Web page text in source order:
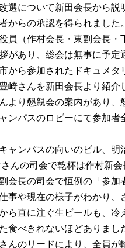
について新田会長から説
からの承認を得られました。
員（作村会長・東副会長・
があり、総会は無事に予定
から参加されたドキュメタ
崎さんを新田会長より紹介
より懇親会の案内があり、
ンパスのロビーにて参加者
ャンパスの向いのビル、
んの司会で乾杯は作村新会
会長の司会で恒例の「参加
事や現在の様子がわかり、
ら直に注ぐ生ビールも、冷
食べきれないほどありまし
んのリードにより、全員